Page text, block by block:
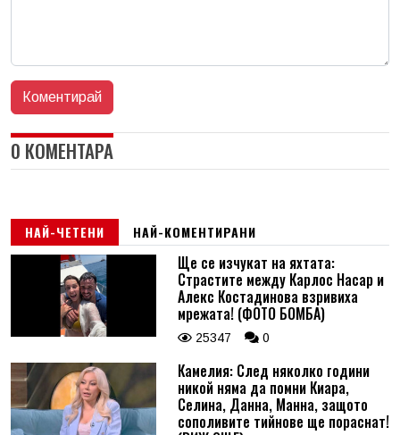
0 КОМЕНТАРА
НАЙ-ЧЕТЕНИ НАЙ-КОМЕНТИРАНИ
Ще се изчукат на яхтата:
Страстите между Карлос Насар и
Алекс Костадинова взривиха
мрежата! (ФОТО БОМБА)
25347 0
Камелия: След няколко години
никой няма да помни Киара,
Селина, Данна, Манна, защото
сополивите тийнове ще пораснат!